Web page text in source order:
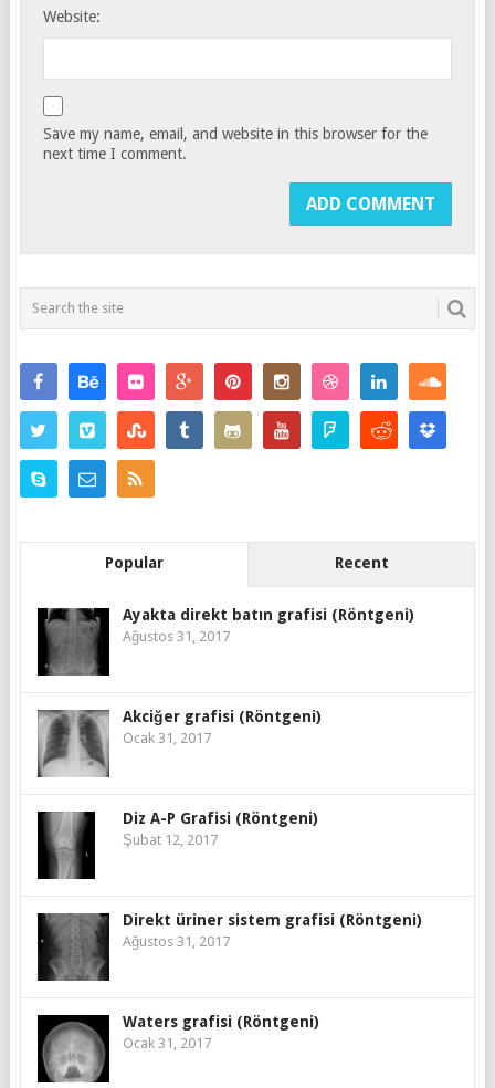
Website:
Save my name, email, and website in this browser for the
next time I comment.
Popular Recent
Ayakta direkt batın grafisi (Röntgeni)
Ağustos 31, 2017
Akciğer grafisi (Röntgeni)
Ocak 31, 2017
Diz A-P Grafisi (Röntgeni)
Şubat 12, 2017
Direkt üriner sistem grafisi (Röntgeni)
Ağustos 31, 2017
Waters grafisi (Röntgeni)
Ocak 31, 2017